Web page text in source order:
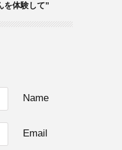
体験して”
Name
Email